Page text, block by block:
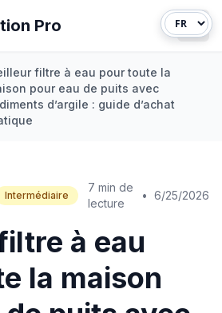
Pro
filtre à eau pour toute la
pour eau de puits avec
d’argile : guide d’achat
Intermédiaire
7 min de
lecture
• 6/25/2026
à eau
la maison